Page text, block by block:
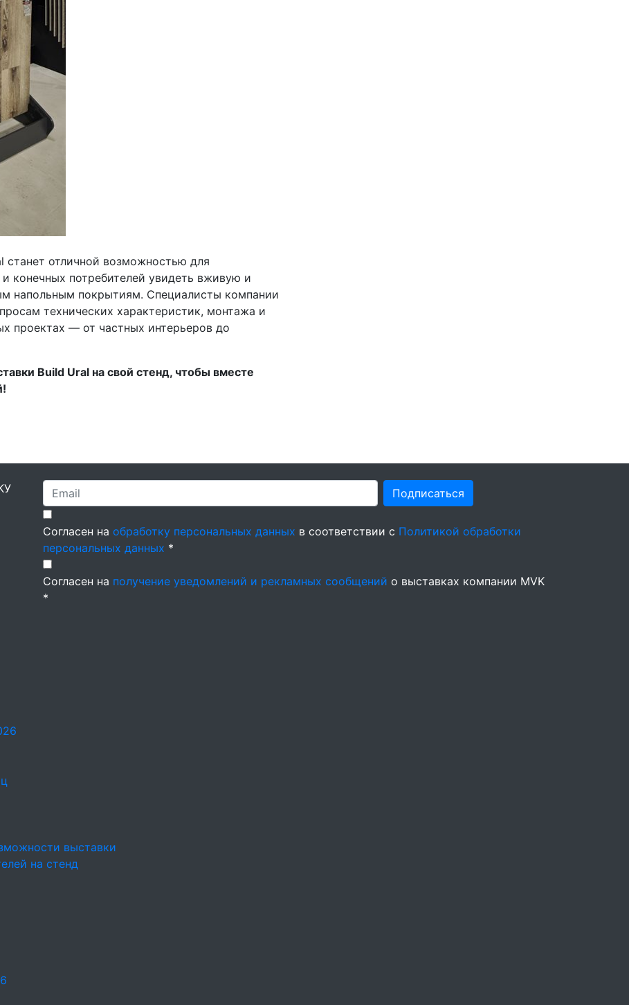
станет отличной возможностью для
конечных потребителей увидеть вживую и
напольным покрытиям. Специалисты компании
технических характеристик, монтажа и
проектах — от частных интерьеров до
Build Ural на свой стенд, чтобы вместе
Подписаться
Согласен на обработку персональных данных в соответствии с Политикой обработки
персональных данных *
Согласен на получение уведомлений и рекламных сообщений о выставках компании MVK
*
выставки
на стенд